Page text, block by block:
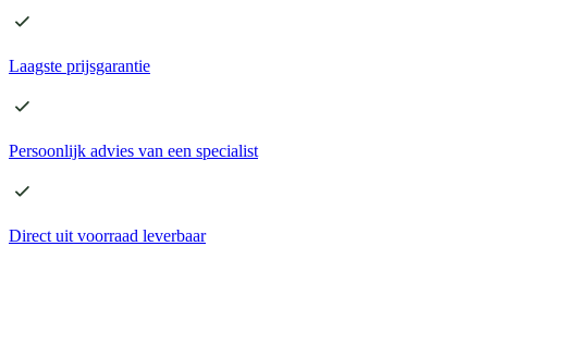
Laagste prijsgarantie
Persoonlijk advies van een specialist
Direct uit voorraad leverbaar